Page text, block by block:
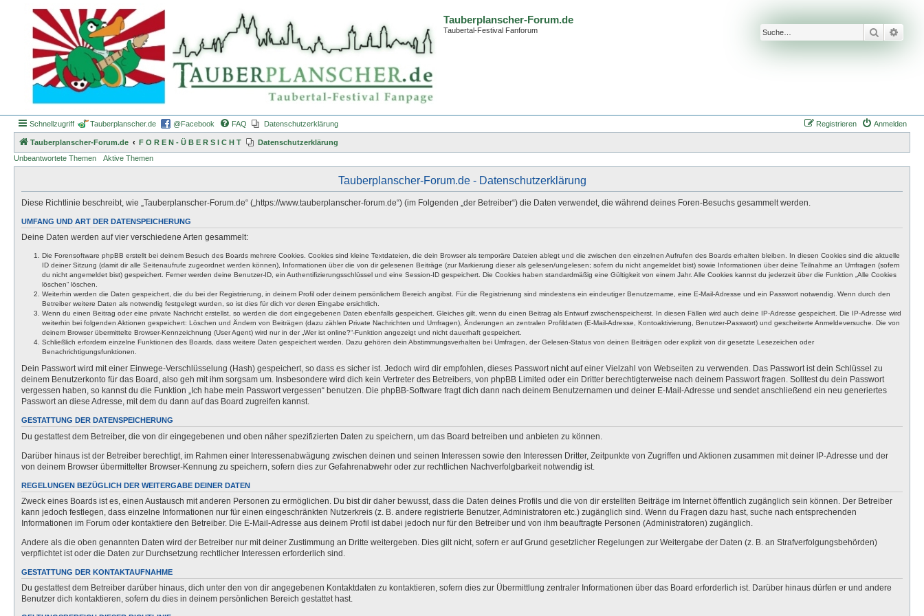
Tauberplanscher-Forum.de
Taubertal-Festival Fanforum Suche
Schnellzugriff Tauberplanscher.de @Facebook FAQ Datenschutzerklärung Anmelden
Registrieren
Tauberplanscher-Forum.de F O R E N - Ü B E R S I C H T
Datenschutzerklärung
Unbeantwortete Themen
Aktive Themen
Tauberplanscher-Forum.de - Datenschutzerklärung
Diese Richtlinie beschreibt, wie „Tauberplanscher-Forum.de“ („https://www.tauberplanscher-forum.de“) (im Folgenden „der Betreiber“) die Daten verwendet, die während deines Foren-Besuchs gesammelt werden.
UMFANG UND ART DER DATENSPEICHERUNG
Deine Daten werden auf vier verschiedene Arten gesammelt:
Die Forensoftware phpBB erstellt bei deinem Besuch des Boards mehrere Cookies. Cookies sind kleine Textdateien, die dein Browser als temporäre Dateien ablegt und die zwischen den einzelnen Aufrufen des Boards erhalten bleiben. In diesen Cookies sind die aktuelle
ID deiner Sitzung (damit dir alle Seitenaufrufe zugeordnet werden können), Informationen über die von dir gelesenen Beiträge (zur Markierung dieser als gelesen/ungelesen; sofern du nicht angemeldet bist) sowie Informationen über deine Teilnahme an Umfragen (sofern
du nicht angemeldet bist) gespeichert. Ferner werden deine Benutzer-ID, ein Authentifizierungsschlüssel und eine Session-ID gespeichert. Die Cookies haben standardmäßig eine Gültigkeit von einem Jahr. Alle Cookies kannst du jederzeit über die Funktion „Alle Cookies
löschen“ löschen.
Weiterhin werden die Daten gespeichert, die du bei der Registrierung, in deinem Profil oder deinem persönlichem Bereich angibst. Für die Registrierung sind mindestens ein eindeutiger Benutzername, eine E-Mail-Adresse und ein Passwort notwendig. Wenn durch den
Betreiber weitere Daten als notwendig festgelegt wurden, so ist dies für dich vor deren Eingabe ersichtlich.
Wenn du einen Beitrag oder eine private Nachricht erstellst, so werden die dort eingegebenen Daten ebenfalls gespeichert. Gleiches gilt, wenn du einen Beitrag als Entwurf zwischenspeicherst. In diesen Fällen wird auch deine IP-Adresse gespeichert. Die IP-Adresse wird
weiterhin bei folgenden Aktionen gespeichert: Löschen und Ändern von Beiträgen (dazu zählen Private Nachrichten und Umfragen), Änderungen an zentralen Profildaten (E-Mail-Adresse, Kontoaktivierung, Benutzer-Passwort) und gescheiterte Anmeldeversuche. Die von
deinem Browser übermittelte Browser-Kennzeichnung (User Agent) wird nur in der „Wer ist online?“-Funktion angezeigt und nicht dauerhaft gespeichert.
Schließlich erfordern einzelne Funktionen des Boards, dass weitere Daten gespeichert werden. Dazu gehören dein Abstimmungsverhalten bei Umfragen, der Gelesen-Status von deinen Beiträgen oder explizit von dir gesetzte Lesezeichen oder
Benachrichtigungsfunktionen.
Dein Passwort wird mit einer Einwege-Verschlüsselung (Hash) gespeichert, so dass es sicher ist. Jedoch wird dir empfohlen, dieses Passwort nicht auf einer Vielzahl von Webseiten zu verwenden. Das Passwort ist dein Schlüssel zu
deinem Benutzerkonto für das Board, also geh mit ihm sorgsam um. Insbesondere wird dich kein Vertreter des Betreibers, von phpBB Limited oder ein Dritter berechtigterweise nach deinem Passwort fragen. Solltest du dein Passwort
vergessen haben, so kannst du die Funktion „Ich habe mein Passwort vergessen“ benutzen. Die phpBB-Software fragt dich dann nach deinem Benutzernamen und deiner E-Mail-Adresse und sendet anschließend ein neu generiertes
Passwort an diese Adresse, mit dem du dann auf das Board zugreifen kannst.
GESTATTUNG DER DATENSPEICHERUNG
Du gestattest dem Betreiber, die von dir eingegebenen und oben näher spezifizierten Daten zu speichern, um das Board betreiben und anbieten zu können.
Darüber hinaus ist der Betreiber berechtigt, im Rahmen einer Interessenabwägung zwischen deinen und seinen Interessen sowie den Interessen Dritter, Zeitpunkte von Zugriffen und Aktionen zusammen mit deiner IP-Adresse und der
von deinem Browser übermittelter Browser-Kennung zu speichern, sofern dies zur Gefahrenabwehr oder zur rechtlichen Nachverfolgbarkeit notwendig ist.
REGELUNGEN BEZÜGLICH DER WEITERGABE DEINER DATEN
Zweck eines Boards ist es, einen Austausch mit anderen Personen zu ermöglichen. Du bist dir daher bewusst, dass die Daten deines Profils und die von dir erstellten Beiträge im Internet öffentlich zugänglich sein können. Der Betreiber
kann jedoch festlegen, dass einzelne Informationen nur für einen eingeschränkten Nutzerkreis (z. B. andere registrierte Benutzer, Administratoren etc.) zugänglich sind. Wenn du Fragen dazu hast, suche nach entsprechenden
Informationen im Forum oder kontaktiere den Betreiber. Die E-Mail-Adresse aus deinem Profil ist dabei jedoch nur für den Betreiber und von ihm beauftragte Personen (Administratoren) zugänglich.
Andere als die oben genannten Daten wird der Betreiber nur mit deiner Zustimmung an Dritte weitergeben. Dies gilt nicht, sofern er auf Grund gesetzlicher Regelungen zur Weitergabe der Daten (z. B. an Strafverfolgungsbehörden)
verpflichtet ist oder die Daten zur Durchsetzung rechtlicher Interessen erforderlich sind.
GESTATTUNG DER KONTAKTAUFNAHME
Du gestattest dem Betreiber darüber hinaus, dich unter den von dir angegebenen Kontaktdaten zu kontaktieren, sofern dies zur Übermittlung zentraler Informationen über das Board erforderlich ist. Darüber hinaus dürfen er und andere
Benutzer dich kontaktieren, sofern du dies in deinem persönlichen Bereich gestattet hast.